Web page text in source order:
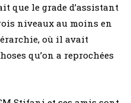
que le grade d’assistant
niveaux au moins en
où il avait
qu’on a reprochées